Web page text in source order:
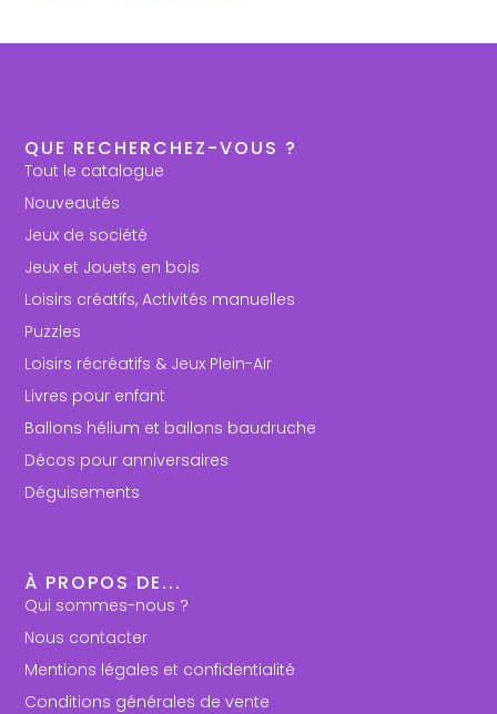
QUE RECHERCHEZ-VOUS ?
Tout le catalogue
Nouveautés
Jeux de société
Jeux et Jouets en bois
Loisirs créatifs, Activités manuelles
Puzzles
Loisirs récréatifs & Jeux Plein-Air
Livres pour enfant
Ballons hélium et ballons baudruche
Décos pour anniversaires
Déguisements
À PROPOS DE...
Qui sommes-nous ?
Nous contacter
Mentions légales et confidentialité
Conditions générales de vente